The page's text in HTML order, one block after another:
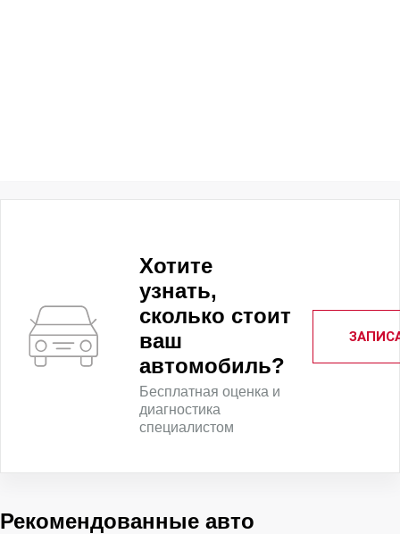
Хотите
узнать,
сколько стоит
ваш
автомобиль?
Бесплатная оценка и
диагностика
специалистом
Рекомендованные авто